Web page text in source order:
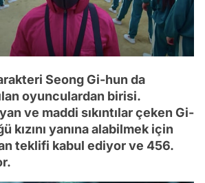
Seong Gi-hun da
oyunculardan birisi.
ve maddi sıkıntılar çeken Gi-
kızını yanına alabilmek için
teklifi kabul ediyor ve 456.